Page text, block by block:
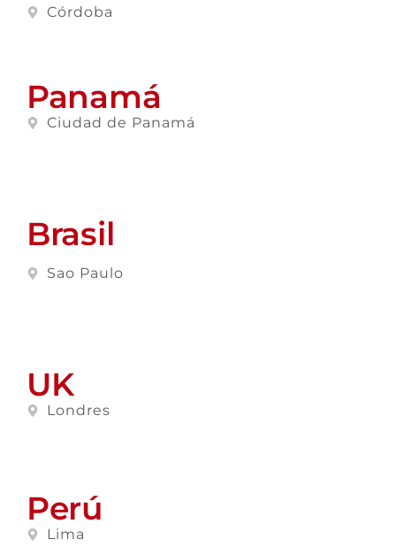
Córdoba
Panamá
Ciudad de Panamá
Brasil
Sao Paulo
UK
Londres
Perú
Lima